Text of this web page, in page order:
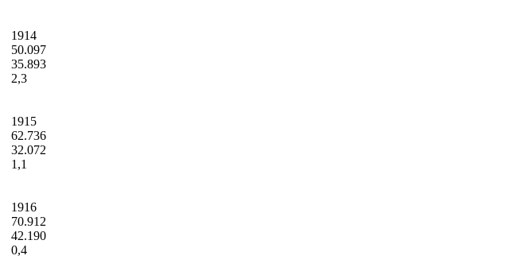
1914
50.097
35.893
2,3
1915
62.736
32.072
1,1
1916
70.912
42.190
0,4